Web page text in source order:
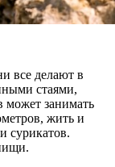
все делают в
стаями,
может занимать
жить и
сурикатов.